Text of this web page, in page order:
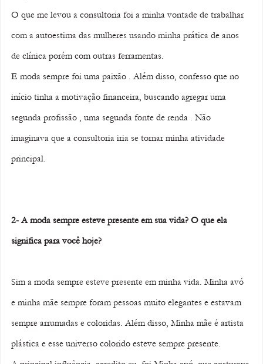
O que me levou a consultoria foi a minha vontade de trabalhar
com a autoestima das mulheres usando minha prática de anos
de clínica porém com outras ferramentas.
E moda sempre foi uma paixão . Além disso, confesso que no
início tinha a motivação financeira, buscando agregar uma
segunda profissão , uma segunda fonte de renda . Não
imaginava que a consultoria iria se tornar minha atividade
principal.
2- A moda sempre esteve presente em sua vida? O que ela
significa para você hoje?
Sim a moda sempre esteve presente em minha vida. Minha avó
e minha mãe sempre foram pessoas muito elegantes e estavam
sempre arrumadas e coloridas. Além disso, Minha mãe é artista
plástica e esse universo colorido esteve sempre presente.